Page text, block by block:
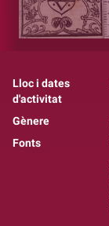
Lloc i dates
d'activitat
Gènere
Fonts